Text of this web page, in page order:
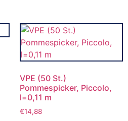
VPE (50 St.)
Pommespicker, Piccolo,
l=0,11 m
€14,88